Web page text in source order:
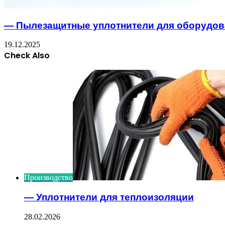
— Пылезащитные уплотнители для
19.12.2025
Check Also
Производство
— Уплотнители для теплоизоляции
28.02.2026